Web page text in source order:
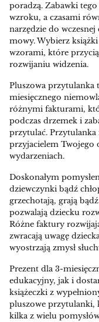
poradzą. Zabawki
wzroku, a czasami
narzędzie do
mowy. Wybierz
wzorami, które
rozwijaniu widzenia.
Pluszowa przytulanka
miesięcznego
różnymi fakturami,
podczas drzemek i
przytulać. Przytulanka
przyjacielem Twojego
wydarzeniach.
Doskonałym
dziewczynki bądź
grzechotają, grają
pozwalają dziecku
Różne faktury
zwracają uwagę
wyostrzają zmysł
Prezent dla 3-
edukacyjny, jak i
książeczki z
pluszowe przytulanki,
kilka z wielu